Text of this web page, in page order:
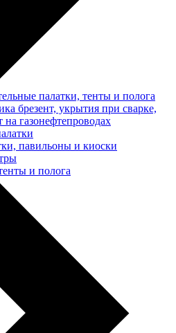
палатки, тенты и полога
брезент, укрытия при сварке,
на газонефтепроводах
павильоны и киоски
и полога